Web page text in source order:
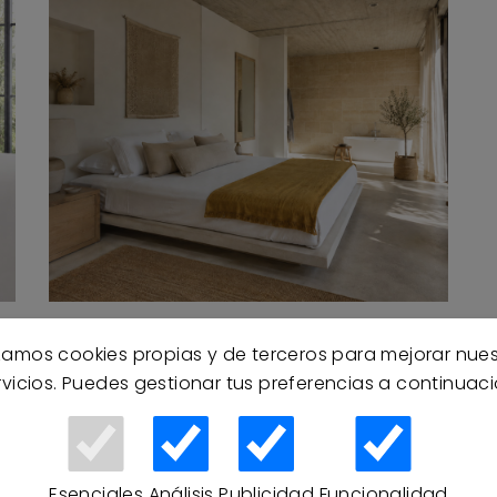
cookies propias y de terceros para mejorar
Puedes gestionar tus preferencias a
fresco en verano: guía práctica
para dormir mejor cuando hace
calor
19/05/2026